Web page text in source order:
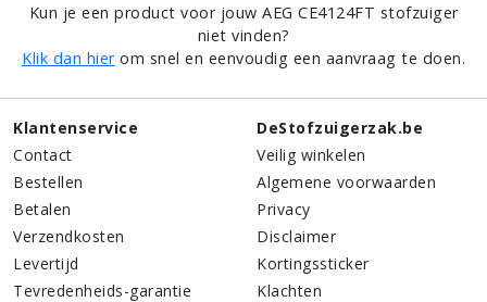
Kun je een product voor jouw AEG CE4124FT stofzuiger
niet vinden?
Klik dan hierom snel en eenvoudig een aanvraag te doen.
Klantenservice
Contact
Bestellen
Betalen
Verzendkosten
Levertijd
Tevredenheids-garantie
DeStofzuigerzak.be
Veilig winkelen
Algemene voorwaarden
Privacy
Disclaimer
Kortingssticker
Klachten